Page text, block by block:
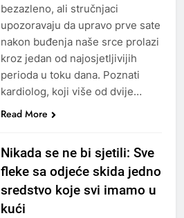
bezazleno, ali stručnjaci
upozoravaju da upravo prve sate
nakon buđenja naše srce prolazi
kroz jedan od najosjetljivijih
perioda u toku dana. Poznati
kardiolog, koji više od dvije…
Read More
Nikada se ne bi sjetili: Sve
fleke sa odjeće skida jedno
sredstvo koje svi imamo u
kući